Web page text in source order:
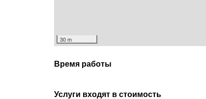
30 m
Время работы
Услуги входят в стоимость